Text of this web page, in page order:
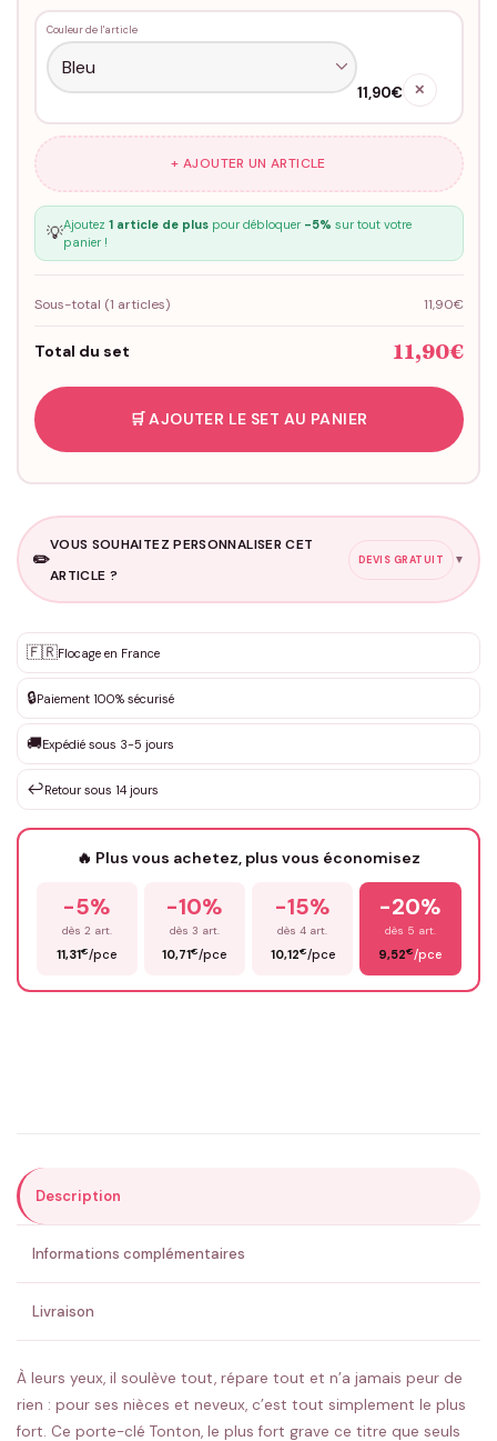
Couleur de l'article
11,90€ ✕
+ AJOUTER UN ARTICLE
💡Ajoutez 1 article de pluspour débloquer -5% sur tout votre
panier !
Sous-total (1 articles) 11,90€
Total du set 11,90€
🛒 AJOUTER LE SET AU PANIER
✏️
VOUS SOUHAITEZ PERSONNALISER CET
ARTICLE ?
DEVIS GRATUIT ▼
✨ Personnalisation sur mesure
DEVIS GRATUIT · Personnalisation de 3 à 10€ selon la demande
Que souhaitez-vous ?*
Votre texte / idée*
Prénom*
ENVOYER MA DEMANDE ✨
💚 Retour sous 24-48h🇫🇷 Flocage en France✅ Validation avant fabrication
🇫🇷Flocage en France
🔒Paiement 100% sécurisé
🚚Expédié sous 3-5 jours
↩️Retour sous 14 jours
🔥 Plus vous achetez, plus vous économisez
-5%
dès 2 art.
11,31€/pce
-10%
dès 3 art.
10,71€/pce
-15%
dès 4 art.
10,12€/pce
-20%
dès 5 art.
9,52€/pce
Description
Informations complémentaires
Livraison
À leurs yeux, il soulève tout, répare tout et n’a jamais peur de
rien : pour ses nièces et neveux, c’est tout simplement le plus
fort. Ce porte-clé Tonton, le plus fort grave ce titre que seuls